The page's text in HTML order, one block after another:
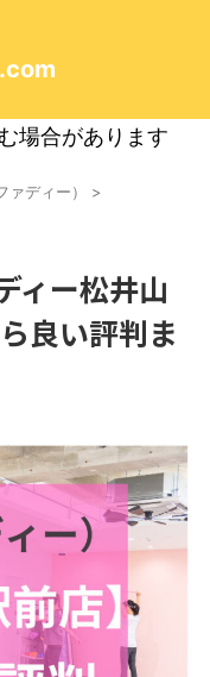
場合があります
ディー） >
ィー松井山
良い評判ま